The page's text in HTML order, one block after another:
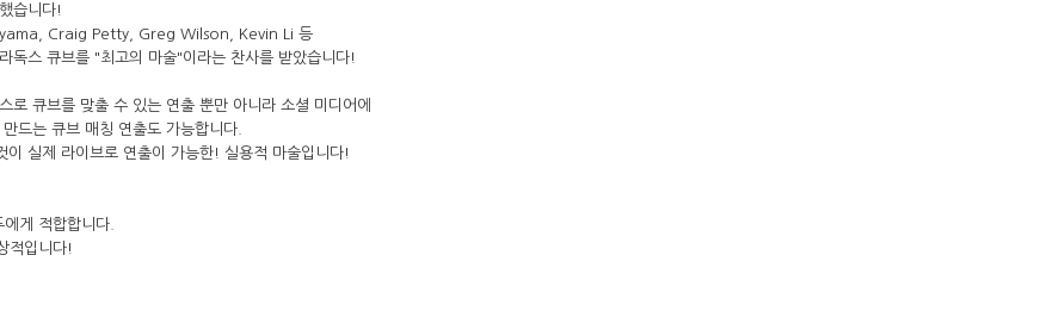
습니다!
Craig Petty, Greg Wilson, Kevin Li 등
독스 큐브를 "최고의 마술"이라는 찬사를 받았습니다!
로 큐브를 맞출 수 있는 연출 뿐만 아니라 소셜 미디어에
드는 큐브 매칭 연출도 가능합니다.
이 실제 라이브로 연출이 가능한! 실용적 마술입니다!
게 적합합니다.
적입니다!